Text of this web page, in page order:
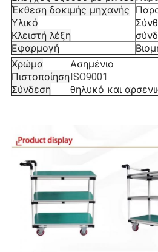
Έκθεση δοκιμής μηχανής
Υλικό
Κλειστή λέξη
Εφαρμογή
Χρώμα
Ασημένιο
Πιστοποίηση ISO9001
Σύνδεση θηλυκό και